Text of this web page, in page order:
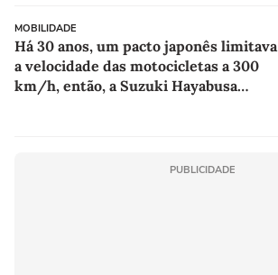
MOBILIDADE
Há 30 anos, um pacto japonês limitava
a velocidade das motocicletas a 300
km/h, então, a Suzuki Hayabusa
PUBLICIDADE